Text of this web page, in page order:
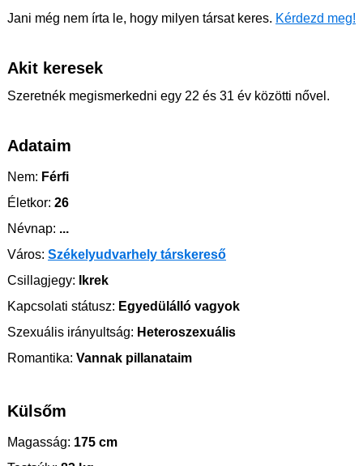
Jani még nem írta le, hogy milyen társat keres. Kérdezd meg!
Akit keresek
Szeretnék megismerkedni egy 22 és 31 év közötti nővel.
Adataim
Nem: Férfi
Életkor: 26
Névnap: ...
Város: Székelyudvarhely társkereső
Csillagjegy: Ikrek
Kapcsolati státusz: Egyedülálló vagyok
Szexuális irányultság: Heteroszexuális
Romantika: Vannak pillanataim
Külsőm
Magasság: 175 cm